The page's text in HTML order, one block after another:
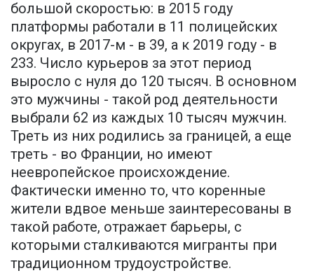
большой скоростью: в 2015 году
платформы работали в 11 полицейских
округах, в 2017-м - в 39, а к 2019 году - в
233. Число курьеров за этот период
выросло с нуля до 120 тысяч. В основном
это мужчины - такой род деятельности
выбрали 62 из каждых 10 тысяч мужчин.
Треть из них родились за границей, а еще
треть - во Франции, но имеют
неевропейское происхождение.
Фактически именно то, что коренные
жители вдвое меньше заинтересованы в
такой работе, отражает барьеры, с
которыми сталкиваются мигранты при
традиционном трудоустройстве.